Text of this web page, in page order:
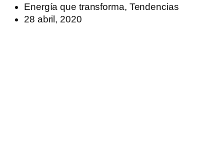
Energía que transforma, Tendencias
28 abril, 2020